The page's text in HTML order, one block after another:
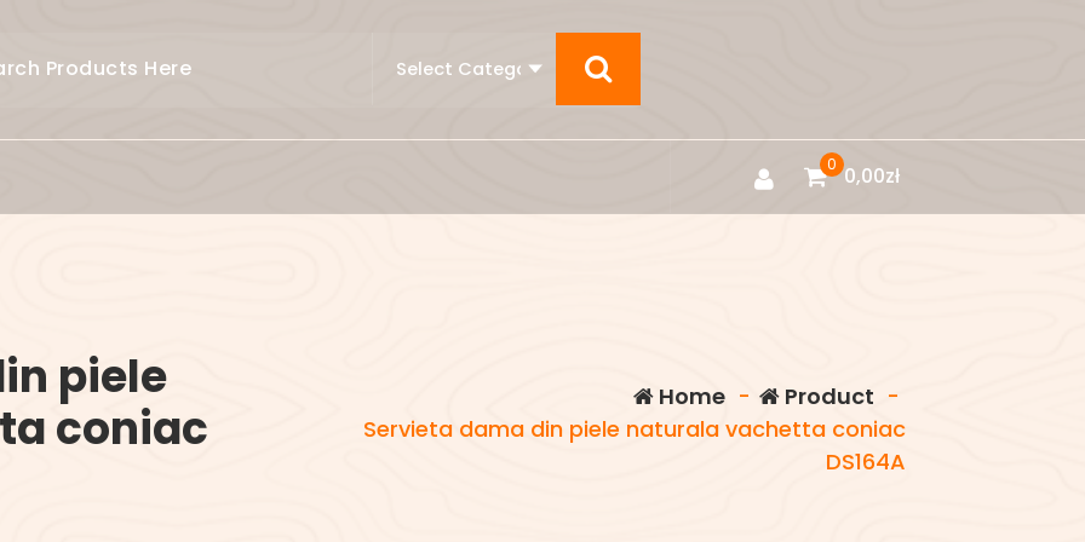
0 0,00zł
piele
coniac
Home - Product -
Servieta dama din piele naturala vachetta coniac
DS164A